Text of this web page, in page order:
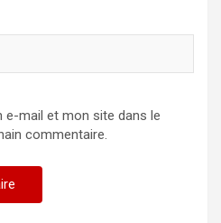
e-mail et mon site dans le
commentaire.